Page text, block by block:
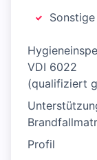
VDI 6022
(qualifiziert
Profil